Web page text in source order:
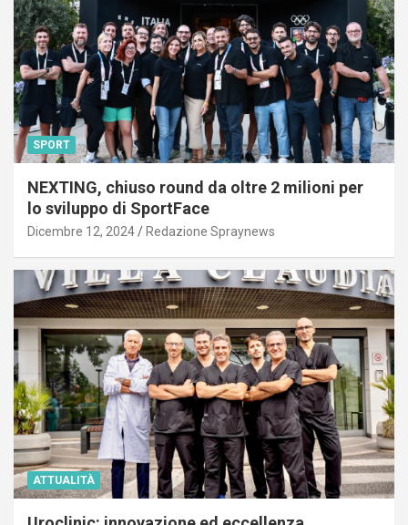
SPORT
NEXTING, chiuso round da oltre 2 milioni per
lo sviluppo di SportFace
Dicembre 12, 2024 Redazione Spraynews
ATTUALITÀ